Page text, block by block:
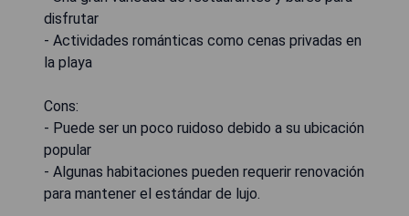
disfrutar
- Actividades románticas como cenas privadas en
la playa
Cons:
- Puede ser un poco ruidoso debido a su ubicación
popular
- Algunas habitaciones pueden requerir renovación
para mantener el estándar de lujo.